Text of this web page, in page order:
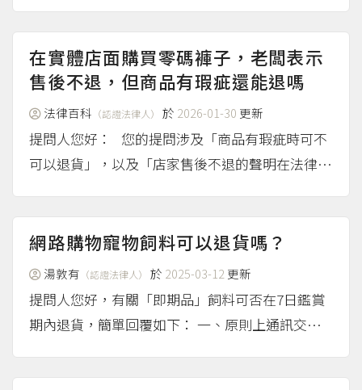
型化契約應記載或不得記載事項，報請行政院核定
後公告之」、「違反第一項公告之定型化契約，其
定型化契約條款無效。...（more...）
在實體店面購買零碼褲子，老闆表示
售後不退，但商品有瑕疵還能退嗎
法律百科 （認證法律人） 於 2026-01-30 更新
提問人您好： 您的提問涉及「商品有瑕疵時可不
可以退貨」，以及「店家售後不退的聲明在法律上
有瑕疵，可以主張退貨或退還部分費用 依據民法
第354條規定，在實體店購買商品時，消費者必須
檢查商品有無...
（more...）
網路購物寵物飼料可以退貨嗎？
湯敦有 （認證法律人） 於 2025-03-12 更新
提問人您好，有關「即期品」飼料可否在7日鑑賞
期內退貨，簡單回覆如下： 一、原則上通訊交易
易」可以主張享有7日內無條件解除契約的權利，